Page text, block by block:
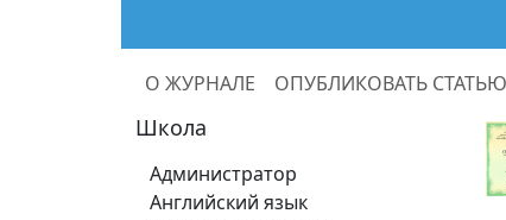
О ЖУРНАЛЕ ОПУБЛИКОВАТЬ СТАТЬЮ
Школа
Администратор
Английский язык